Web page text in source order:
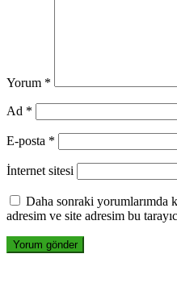
Yorum *
Ad *
E-posta *
İnternet sitesi
Daha sonraki yorumlarımda
adresim ve site adresim bu